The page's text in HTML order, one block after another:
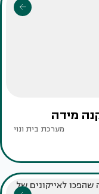
מידה
מערכת בית ונוי